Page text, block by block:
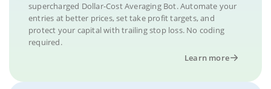
supercharged Dollar-Cost Averaging Bot. Automate your
entries at better prices, set take profit targets, and
protect your capital with trailing stop loss. No coding
required.
Learn more